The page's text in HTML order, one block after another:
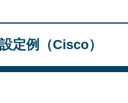
定例（Cisco）